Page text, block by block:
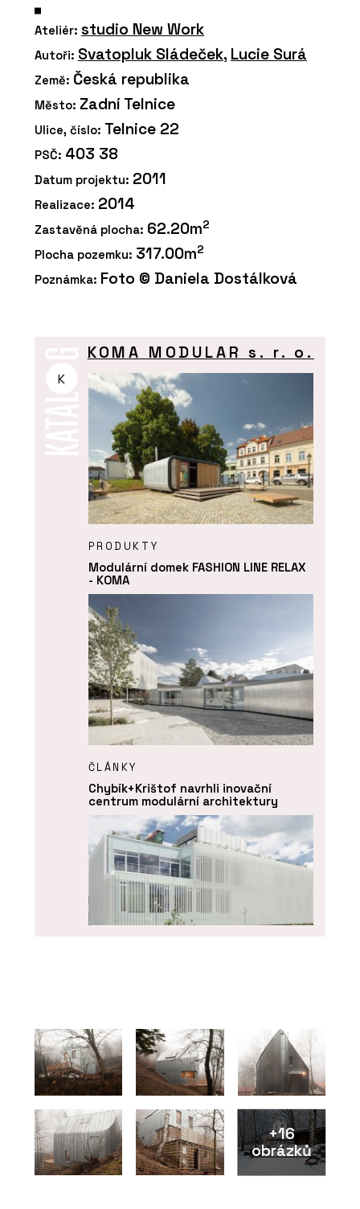
Ateliér: studio New Work
Autoři: Svatopluk Sládeček, Lucie Surá
Země: Česká republika
Město: Zadní Telnice
Ulice, číslo: Telnice 22
PSČ: 403 38
Datum projektu: 2011
Realizace: 2014
Zastavěná plocha: 62.20m2
Plocha pozemku: 317.00m2
Poznámka: Foto © Daniela Dostálková
K
KOMA MODULAR s. r. o.
PRODUKTY
Modulární domek FASHION LINE RELAX
- KOMA
ČLÁNKY
Chybík+Krištof navrhli inovační
centrum modulární architektury
+16
obrázků